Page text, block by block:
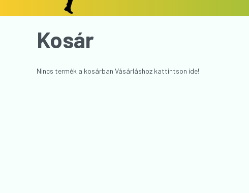
Kosár
Nincs termék a kosárban Vásárláshoz kattintson ide!